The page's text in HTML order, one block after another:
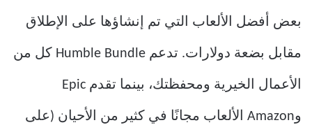
بعض أفضل الألعاب التي تم إنشاؤها على الإطلاق
مقابل بضعة دولارات. تدعم Humble Bundle كل من
الأعمال الخيرية ومحفظتك، بينما تقدم Epic
وAmazon الألعاب مجانًا في كثير من الأحيان (على